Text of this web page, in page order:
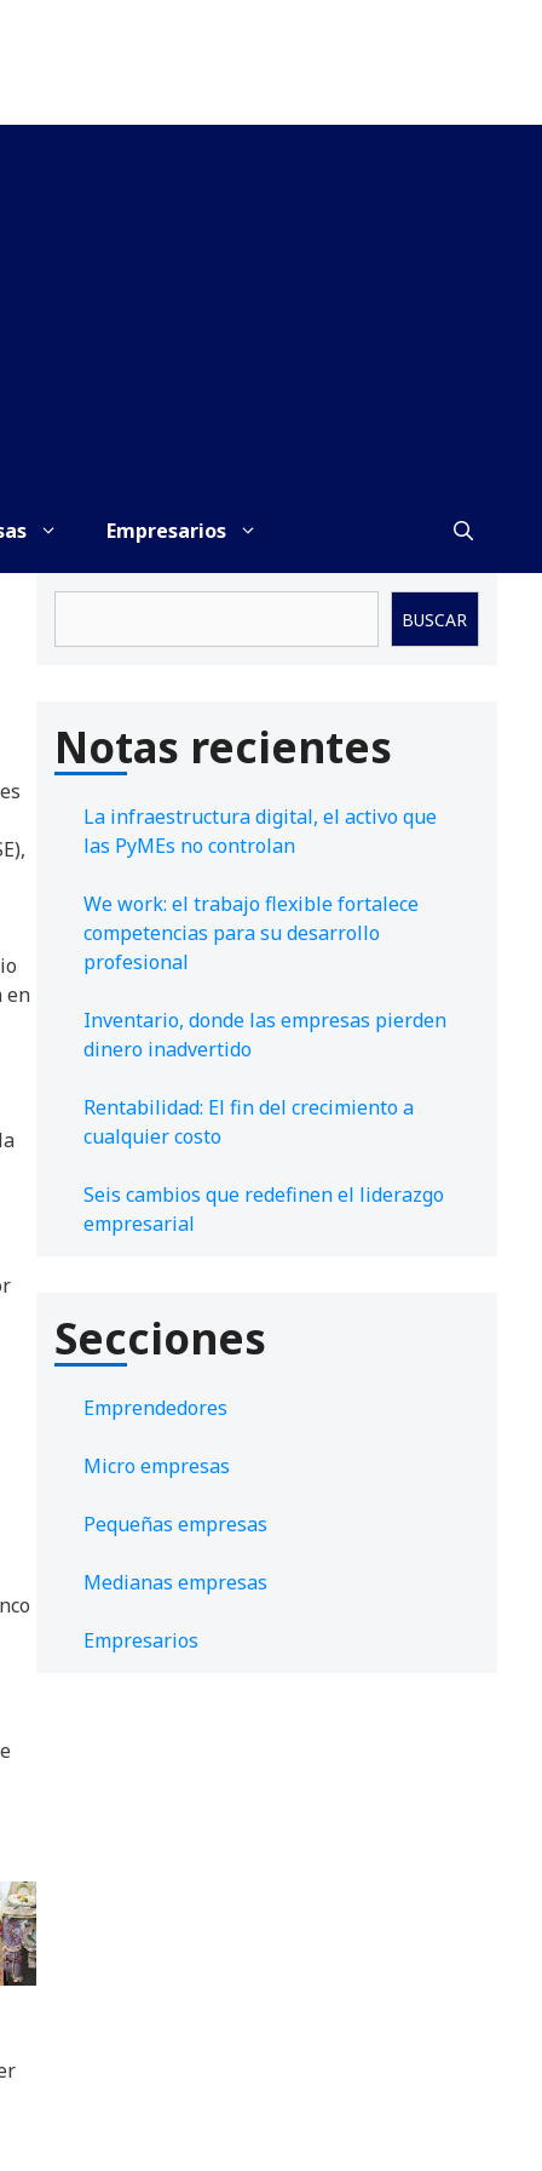
Empresarios
en
BUSCAR
Notas recientes
La infraestructura digital, el activo que
las PyMEs no controlan
We work: el trabajo flexible fortalece
competencias para su desarrollo
profesional
Inventario, donde las empresas pierden
dinero inadvertido
Rentabilidad: El fin del crecimiento a
cualquier costo
Seis cambios que redefinen el liderazgo
empresarial
Secciones
Emprendedores
Micro empresas
Pequeñas empresas
Medianas empresas
Empresarios